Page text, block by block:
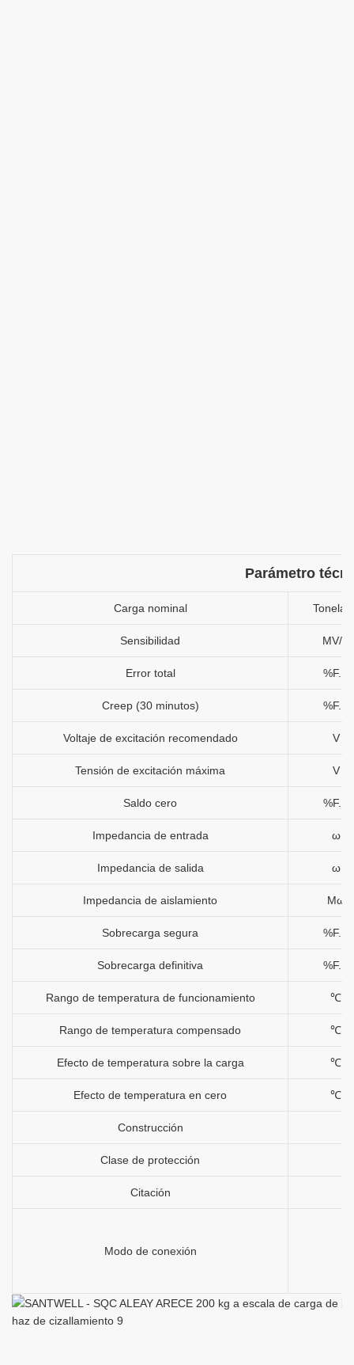
Parámetro
Carga nominal
Sensibilidad MV/V
Error total %F.S
Creep (30 minutos) %F.S
Voltaje de excitación recomendado V
Tensión de excitación máxima V
Saldo cero %F.S
Impedancia de entrada ω
Impedancia de salida ω
Impedancia de aislamiento Mω
Sobrecarga segura %F.S
Sobrecarga definitiva %F.S
Rango de temperatura de funcionamiento ℃
Rango de temperatura compensado ℃
Efecto de temperatura sobre la carga ℃
Efecto de temperatura en cero ℃
Construcción
Clase de protección
Citación
Modo de conexión